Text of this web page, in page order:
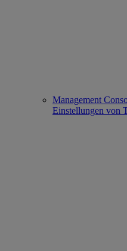
Management
Einstellungen von